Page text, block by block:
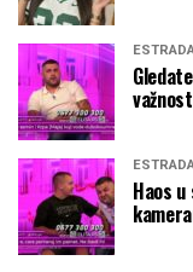
Haos